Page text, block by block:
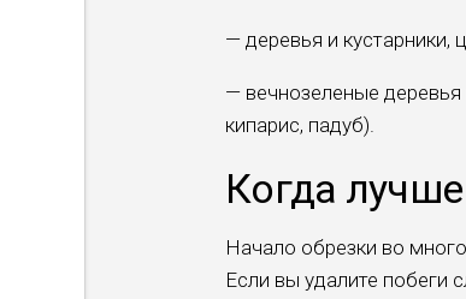
— деревья и кустарники,
— вечнозеленые
кипарис, падуб).
Когда
Начало обрезки во
Если вы удалите побеги